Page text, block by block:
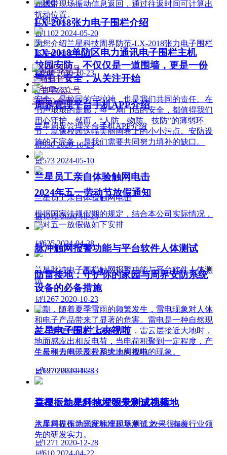
光携带现场振动信息返回，通过往返时间可计算出
扰动位置。
넶1102 2024-05-20
校园安防，不仅仅是一道围墙，更是一份
责任！安全，从关注开始
安全，是校园的守护神，也是我们共同的责任。在
书声琅琅的走廊，每一扇门后的安全，都值得我们
用心守护。然而，“人防、物防、技防”的薄弱环
节，就像校园这幅美丽画卷上的小小污点。安防设
施的不完备，是我们需要共同努力填补的缺口。
넶573 2024-05-10
2024年五一劳动节放假通知
根据国家法规假期的规定，结合本公司实际情况，
现对五一放假做如下安排
넶625 2024-04-28
防雷接地：守护你的家园与周界安防系统
设备的必备措施
近期，随着夏季雷雨的频繁发生，雷电现象对人体
和电子产品带来了显著的危害。雷电是一种自然现
象，是在特定的气象条件下，雷云层接近大地时，
地面感应出相反电荷，当电荷积聚到一定程度，产
生云和云间以及云和大地间放电的现象。
넶697 2024-04-28
喜报：兰星科技发明专利成功落地
兰星科技作为国家标准起草单位之一，有着行业领
先的研发实力。
넶610 2024-04-22
¥ 0.00
立即购买
LX-2018单防区电力通讯电子围栏主机
¥ 0.00
立即购买
LX-2018张力电子围栏介绍
为您介绍兰星科技周界防范-LX-2018张力电子围栏
系统的相关组成
넶241 2020-10-23
周界管理平台手机APP介绍
兰星周界管理平台手机APP介绍
넶950 2020-10-23
兰星员工亲自体验触网电击
兰星员工亲自体验触网电击
넶1212 2020-10-23
脉冲触网报警功能与平台软件人体测试
兰星脉冲电子围栏触网报警功能与平台软件人体测
试
넶1267 2020-10-23
兰星电子围栏上央视啦
兰星张力电子围栏系统上央视啦
넶1270 2020-10-23
兰星振动光纤地埋效果测试视频
水库周界振动光纤地埋现场测试 效果很nice
넶1271 2020-12-28
兰星抖音号
兰星公众号